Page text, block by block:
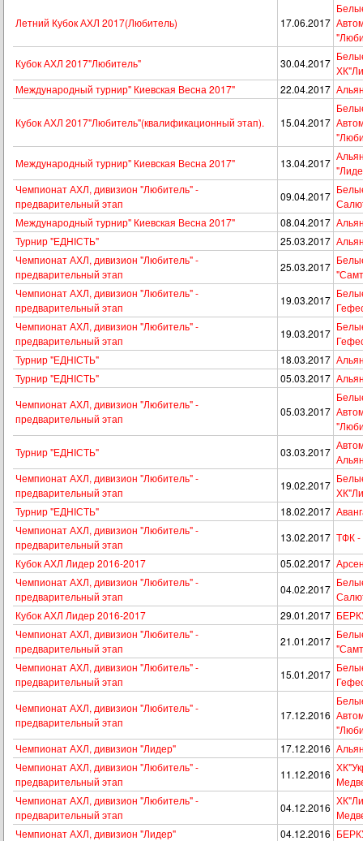
Летний Кубок АХЛ 2017(Любитель) 17.06.2017
Кубок АХЛ 2017"Любитель"
30.04.2017
Международный турнир" Киевская Весна 2017"
22.04.2017
Кубок АХЛ 2017"Любитель"(квалификационный этап). 15.04.2017
Международный турнир" Киевская Весна 2017"
13.04.2017
Чемпионат АХЛ, дивизион "Любитель" -
предварительный этап
09.04.2017
Международный турнир" Киевская Весна 2017"
08.04.2017
Турнир "ЕДНІСТЬ"
25.03.2017
Чемпионат АХЛ, дивизион "Любитель" -
предварительный этап
25.03.2017
Чемпионат АХЛ, дивизион "Любитель" -
предварительный этап
19.03.2017
Чемпионат АХЛ, дивизион "Любитель" -
предварительный этап
19.03.2017
Турнир "ЕДНІСТЬ"
18.03.2017
Турнир "ЕДНІСТЬ"
05.03.2017
Чемпионат АХЛ, дивизион "Любитель" -
предварительный этап
05.03.2017
Турнир "ЕДНІСТЬ"
03.03.2017
Чемпионат АХЛ, дивизион "Любитель" -
предварительный этап
19.02.2017
Турнир "ЕДНІСТЬ"
18.02.2017
Чемпионат АХЛ, дивизион "Любитель" -
предварительный этап
13.02.2017 ТФК
Кубок АХЛ Лидер 2016-2017
05.02.2017
Чемпионат АХЛ, дивизион "Любитель" -
предварительный этап
04.02.2017
Кубок АХЛ Лидер 2016-2017
29.01.2017
Чемпионат АХЛ, дивизион "Любитель" -
предварительный этап
21.01.2017
Чемпионат АХЛ, дивизион "Любитель" -
предварительный этап
15.01.2017
Чемпионат АХЛ, дивизион "Любитель" -
предварительный этап
17.12.2016
Чемпионат АХЛ, дивизион "Лидер"
17.12.2016
Чемпионат АХЛ, дивизион "Любитель" -
предварительный этап
11.12.2016
Чемпионат АХЛ, дивизион "Любитель" -
предварительный этап
04.12.2016
Чемпионат АХЛ, дивизион "Лидер"
04.12.2016